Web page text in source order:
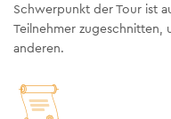
Schwerpunkt der Tour ist
Teilnehmer zugeschnitten,
anderen.